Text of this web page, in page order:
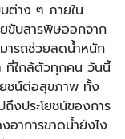
ต่าง ๆ ภายใน
ขับสารพิษออกจาก
ารถช่วยลดน้ำหนัก
ที่ใกล้ตัวทุกคน วันนี้
ยชน์ต่อสุขภาพ ทั้ง
งประโยชน์ของการ
อาการขาดน้ำยังไง